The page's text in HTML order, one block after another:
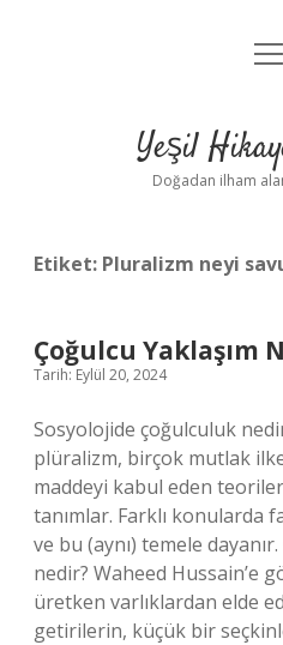
Yasal
Yeşil
Doğadan ilham
Etiket: Pluralizm neyi
Çoğulcu Yaklaşım
Tarih: Eylül 20, 2024
Sosyolojide çoğulculuk
plüralizm, birçok mutlak
maddeyi kabul eden
tanımlar. Farklı konularda
ve bu (aynı) temele
nedir? Waheed Hussain’e
üretken varlıklardan elde
getirilerin, küçük bir